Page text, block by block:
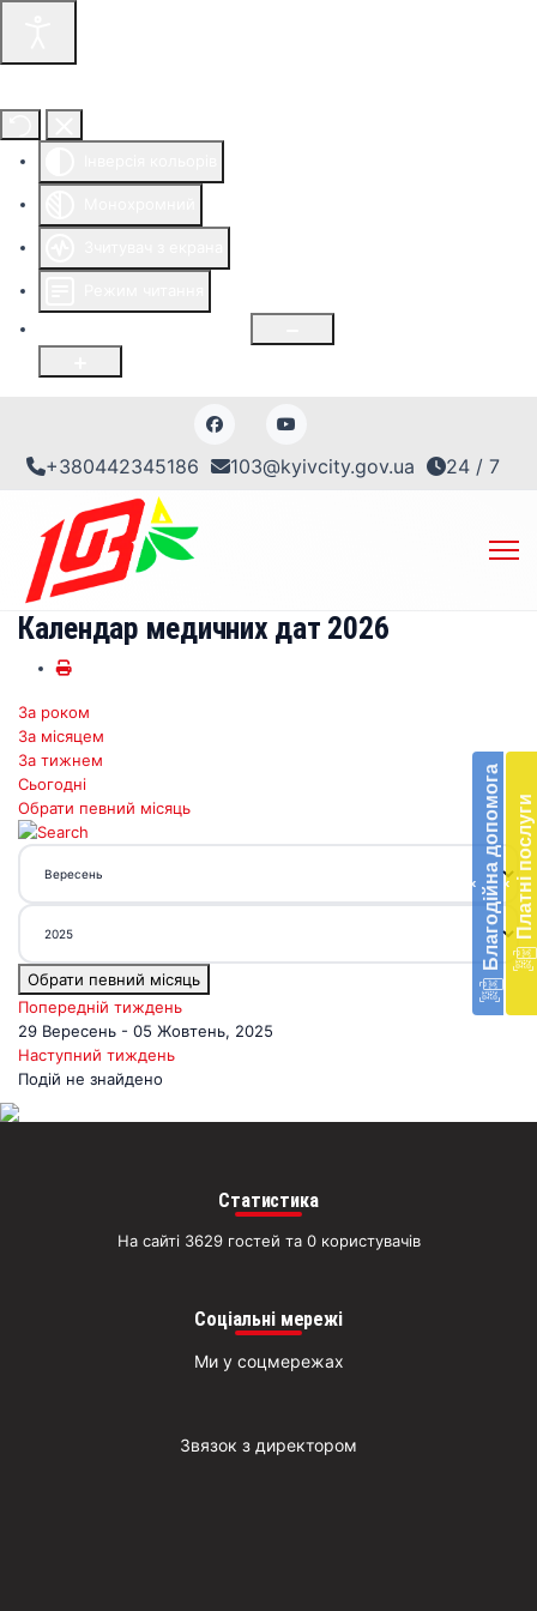
+380442345186 103@kyivcity.gov.ua 24 / 7
‹ Благодійна допомогав
‹ Платні послуги
Календар медичних дат 2026
За роком
За місяцем
За тижнем
Сьогодні
Обрати певний місяць
Обрати певний місяць
Попередній тиждень
29 Вересень - 05 Жовтень, 2025
Наступний тиждень
Подій не знайдено
Статистика
На сайті 3629 гостей та 0 користувачів
Соціальні мережі
Ми у соцмережах
Звязок з директором